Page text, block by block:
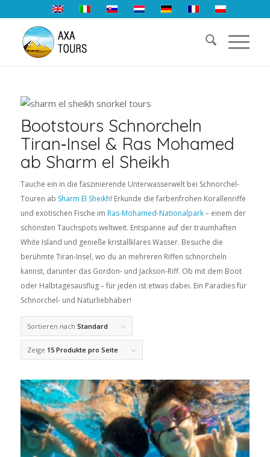
Bootstours Schnorcheln
Tiran‑Insel & Ras Mohamed
ab Sharm el Sheikh
Tauche ein in die faszinierende Unterwasserwelt bei Schnorchel-
Touren ab Sharm El Sheikh! Erkunde die farbenfrohen Korallenriffe
und exotischen Fische im Ras-Mohamed-Nationalpark– einem der
schönsten Tauchspots weltweit. Entspanne auf der traumhaften
White Island und genieße kristallklares Wasser. Besuche die
berühmte Tiran-Insel, wo du an mehreren Riffen schnorcheln
kannst, darunter das Gordon- und Jackson-Riff. Ob mit dem Boot
oder Halbtagesausflug – für jeden ist etwas dabei. Ein Paradies für
Schnorchel- und Naturliebhaber!
Sortieren nach Standard
Zeige 15 Produkte pro Seite